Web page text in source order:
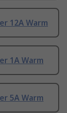
12A Warm
1A Warm
5A Warm